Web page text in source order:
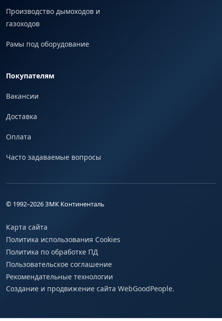
Производство дымоходов и
газоходов
Рамы под оборудование
Покупателям
Вакансии
Доставка
Оплата
Часто задаваемые вопросы
© 1992–2026ЗМК Континенталь
Карта сайта
Политика использования Cookies
Политика по обработке ПД
Пользовательское соглашение
Рекомендательные технологии
Создание и продвижение сайта WebGoodPeople.